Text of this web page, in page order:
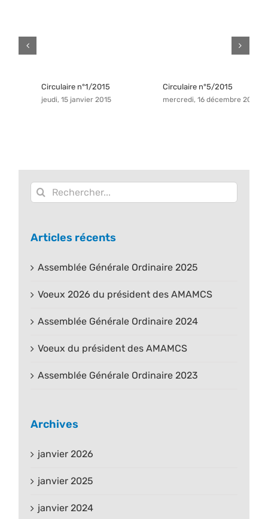
Circulaire n°1/2015
jeudi, 15 janvier 2015
Circulaire n°5/2015
mercredi, 16 décembre 2015
Rechercher:
Articles récents
Assemblée Générale Ordinaire 2025
Voeux 2026 du président des AMAMCS
Assemblée Générale Ordinaire 2024
Voeux du président des AMAMCS
Assemblée Générale Ordinaire 2023
Archives
janvier 2026
janvier 2025
janvier 2024